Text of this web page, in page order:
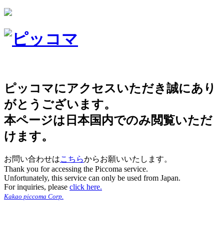
ピッコマにアクセスいただき誠にあり
がとうございます。
本ページは日本国内でのみ閲覧いただ
けます。
お問い合わせはこちらからお願いいたします。
Thank you for accessing the Piccoma service.
Unfortunately, this service can only be used from Japan.
For inquiries, please click here.
Kakao piccoma Corp.